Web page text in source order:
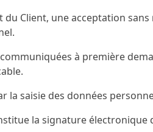
Client, une acceptation sans
à première
la saisie des données
la signature électronique